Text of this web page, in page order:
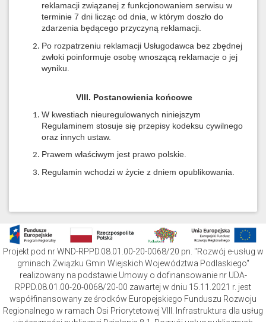
reklamacji związanej z funkcjonowaniem serwisu w
terminie 7 dni licząc od dnia, w którym doszło do
zdarzenia będącego przyczyną reklamacji.
Po rozpatrzeniu reklamacji Usługodawca bez zbędnej
zwłoki poinformuje osobę wnoszącą reklamacje o jej
wyniku.
VIII. Postanowienia końcowe
W kwestiach nieuregulowanych niniejszym
Regulaminem stosuje się przepisy kodeksu cywilnego
oraz innych ustaw.
Prawem właściwym jest prawo polskie.
Regulamin wchodzi w życie z dniem opublikowania.
Projekt pod nr WND-RPPD.08.01.00-20-0068/20 pn. "Rozwój e-usług w
gminach Związku Gmin Wiejskich Województwa Podlaskiego"
realizowany na podstawie Umowy o dofinansowanie nr UDA-
RPPD.08.01.00-20-0068/20-00 zawartej w dniu 15.11.2021 r. jest
współfinansowany ze środków Europejskiego Funduszu Rozwoju
Regionalnego w ramach Osi Priorytetowej VIII. Infrastruktura dla usług